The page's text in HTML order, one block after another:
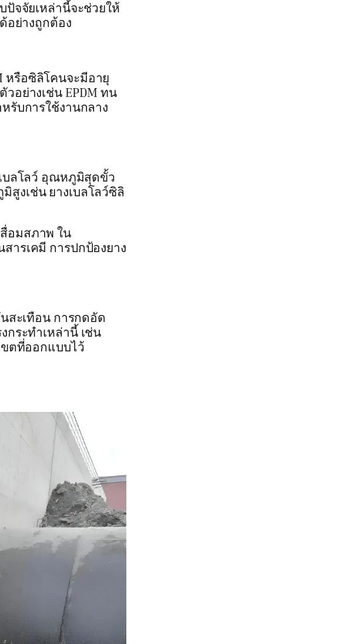
ปัจจัยเหล่านี้จะช่วยให้
อย่างถูกต้อง
หรือซิลิโคนจะมีอายุ
อย่างเช่น EPDM ทน
รับการใช้งานกลาง
บลโลว์ อุณหภูมิสุดขั้ว
งเช่น ยางเบลโลว์ซิลิ
อมสภาพ ใน
ารเคมี การปกป้องยาง
สะเทือน การกดอัด
กระทำเหล่านี้ เช่น
ขตที่ออกแบบไว้